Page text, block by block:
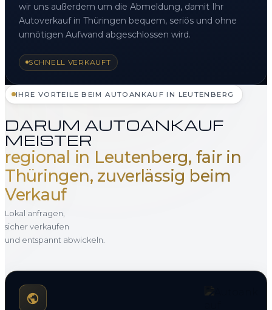
wir uns außerdem um die Abmeldung, damit Ihr
Autoverkauf in Thüringen bequem, seriös und ohne
unnötigen Aufwand abgeschlossen wird.
SCHNELL VERKAUFT
IHRE VORTEILE BEIM AUTOANKAUF IN LEUTENBERG
DARUM AUTOANKAUF
MEISTER
regional in Leutenberg, fair in
Thüringen, zuverlässig beim
Verkauf
Lokal anfragen,
sicher verkaufen
und entspannt abwickeln.